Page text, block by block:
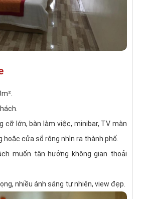
cỡ lớn, bàn làm việc, minibar, TV màn
hoặc cửa sổ rộng nhìn ra thành phố.
muốn tận hưởng không gian thoải
nhiều ánh sáng tự nhiên, view đẹp.